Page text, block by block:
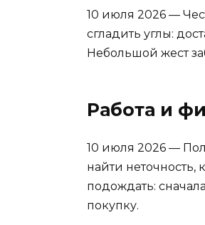
10 июля 2026 —
сгладить углы:
Небольшой жест
Работа и
10 июля 2026 —
найти
подождать:
покупку.